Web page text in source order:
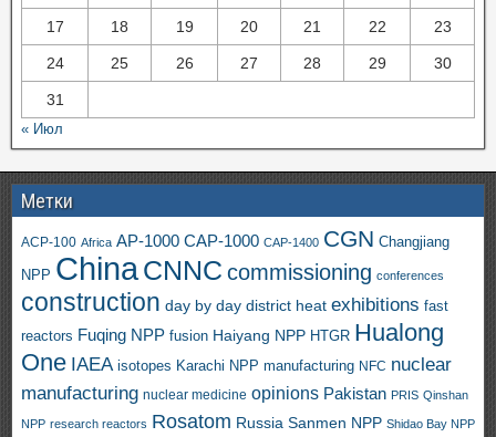
17 18 19 20 21 22 23
24 25 26 27 28 29 30
31
« Июл
Метки
ACP-100 Africa AP-1000 CAP-1000 CAP-1400 CGN Changjiang
NPP ChinaCNNC commissioning conferences
construction day by day district heat exhibitions fast
reactors Fuqing NPP fusion Haiyang NPP HTGR Hualong
One IAEA isotopes Karachi NPP manufacturing NFC nuclear
manufacturing nuclear medicine opinions Pakistan PRIS Qinshan
NPP research reactors Rosatom Russia Sanmen NPP Shidao Bay NPP